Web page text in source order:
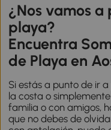
¿Nos vamos
playa?
Encuentra
de Playa en
Si estás a punto de ir
la costa o
familia o con amigos,
que no debes de